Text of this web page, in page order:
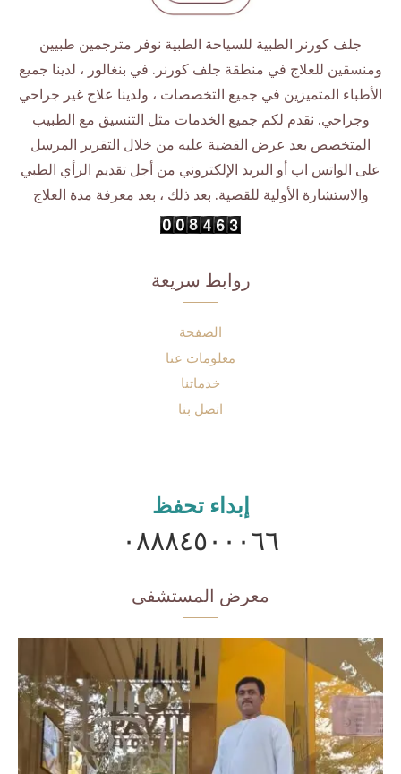
جلف كورنر الطبية للسياحة الطبية نوفر مترجمين طبيين
ومنسقين للعلاج في منطقة جلف كورنر. في بنغالور ، لدينا جميع
الأطباء المتميزين في جميع التخصصات ، ولدينا علاج غير جراحي
وجراحي. نقدم لكم جميع الخدمات مثل التنسيق مع الطبيب
المتخصص بعد عرض القضية عليه من خلال التقرير المرسل
على الواتس اب أو البريد الإلكتروني من أجل تقديم الرأي الطبي
والاستشارة الأولية للقضية. بعد ذلك ، بعد معرفة مدة العلاج
روابط سريعة
الصفحة
معلومات عنا
خدماتنا
اتصل بنا
إبداء تحفظ
٠٨٨٨٤٥٠٠٠٦٦
معرض المستشفى